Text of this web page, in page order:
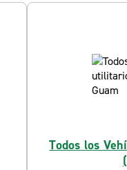
Todos los